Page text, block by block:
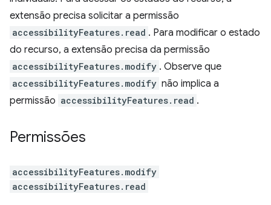
extensão precisa solicitar a permissão
accessibilityFeatures.read . Para modificar o estado
do recurso, a extensão precisa da permissão
accessibilityFeatures.modify . Observe que
accessibilityFeatures.modify não implica a
permissão accessibilityFeatures.read .
Permissões
accessibilityFeatures.modify
accessibilityFeatures.read